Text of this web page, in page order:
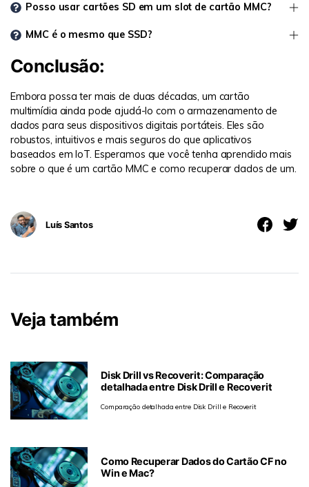
Posso usar cartões SD em um slot de cartão MMC?
MMC é o mesmo que SSD?
Conclusão:
Embora possa ter mais de duas décadas, um cartão
multimídia ainda pode ajudá-lo com o armazenamento de
dados para seus dispositivos digitais portáteis. Eles são
robustos, intuitivos e mais seguros do que aplicativos
baseados em IoT. Esperamos que você tenha aprendido mais
sobre o que é um cartão MMC e como recuperar dados de um.
Luís Santos
Veja também
Disk Drill vs Recoverit: Comparação
detalhada entre Disk Drill e Recoverit
Comparação detalhada entre Disk Drill e Recoverit
Como Recuperar Dados do Cartão CF no
Win e Mac?